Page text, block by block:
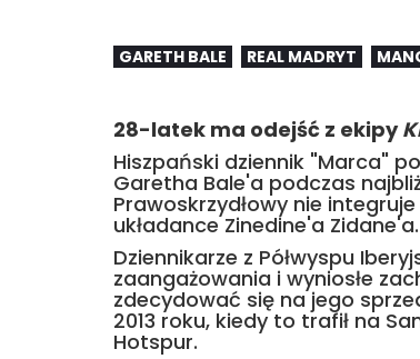
GARETH BALE REAL MADRYT
28-latek ma odejść z ekipy
Hiszpański dziennik "Marca"
Garetha Bale'a podczas
Prawoskrzydłowy nie
układance Zinedine'a Zidane'a.
Dziennikarze z Półwyspu
zaangażowania i wyniosłe
zdecydować się na jego
2013 roku, kiedy to trafił na
Hotspur.